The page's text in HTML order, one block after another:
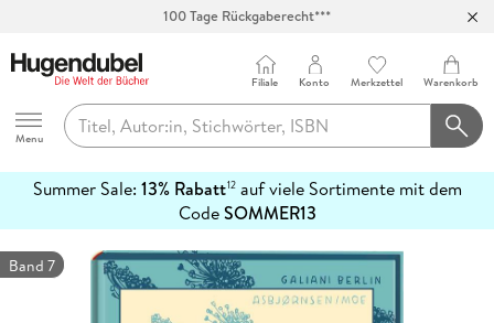
Hugendubel
Menu
Filiale Konto Merkzettel Warenkorb
Summer Sale: 13% Rabatt12auf viele Sortimente mit dem
CodeSOMMER13
erfahren
Band 7